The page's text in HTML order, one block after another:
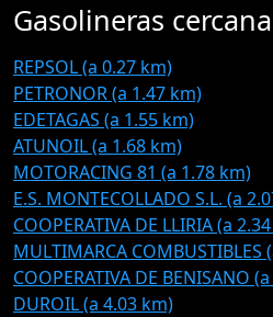
Gasolineras
REPSOL (a 0.27 km)
PETRONOR (a 1.47 km)
EDETAGAS (a 1.55 km)
ATUNOIL (a 1.68 km)
MOTORACING 81 (a 1.78 km)
E.S. MONTECOLLADO S.L. (a
COOPERATIVA DE LLIRIA (a
MULTIMARCA COMBUSTIBLES
COOPERATIVA DE BENISANO
DUROIL (a 4.03 km)